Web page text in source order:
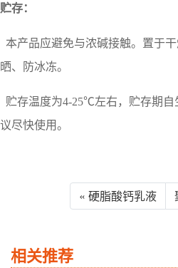
贮存：
本产品应避免与浓碱接触。置于
晒、防冰冻。
贮存温度为4-25℃左右，贮存期自
议尽快使用。
« 硬脂酸钙乳液
相关推荐